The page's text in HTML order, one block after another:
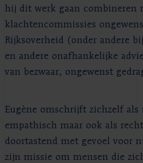
hij dit werk gaan combineren
klachtencommissies
Rijksoverheid (onder andere
en andere onafhankelijke
van bezwaar, ongewenst
Eugène omschrijft zichzelf als
empathisch maar ook als
doortastend met gevoel voor
zijn missie om mensen die